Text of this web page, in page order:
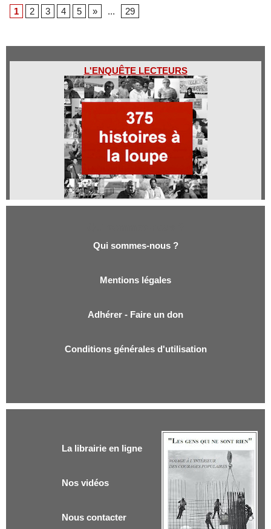
1
2 3 4 5 » ... 29
L'ENQUÊTE LECTEURS
Qui sommes-nous ?
Mentions légales
Adhérer - Faire un don
Conditions générales d'utilisation
La librairie en ligne
Nos vidéos
Nous contacter